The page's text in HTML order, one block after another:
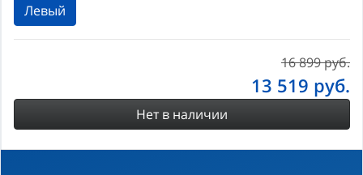
Левый
16 899 руб.
13 519 руб.
Нет в наличии